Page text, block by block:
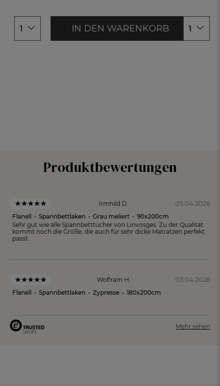
Porzellan
1 IN DEN WARENKORB 1
Produktbewertungen
Irmhild D. 05.04.2026
Flanell - Spannbettlaken - Grau meliert - 90x200cm
Sehr gut wie alle Spannbetttücher von Linvosges. Zu der Qualität
kommt noch die Größe, die auch für sehr dicke Matratzen perfekt
passt.
Wolfram H. 03.04.2026
Flanell - Spannbettlaken - Zypresse - 180x200cm
Mehr sehen